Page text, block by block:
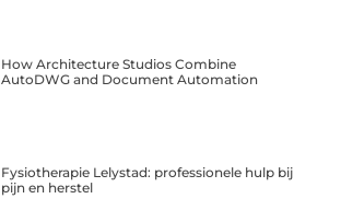
How Architecture Studios Combine
AutoDWG and Document Automation
Fysiotherapie Lelystad: professionele hulp bij
pijn en herstel